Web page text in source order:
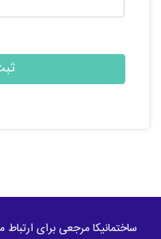
ساختمانیکا مرجعی برای